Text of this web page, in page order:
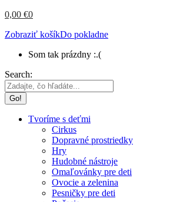
0,00 €0
Zobraziť košíkDo pokladne
Som tak prázdny :.(
Search:
Tvoríme s deťmi
Cirkus
Dopravné prostriedky
Hry
Hudobné nástroje
Omaľovánky pre deti
Ovocie a zelenina
Pesničky pre deti